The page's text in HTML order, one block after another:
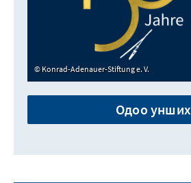
Konrad-Adenauer-Stiftung e. V.
Одоо унших